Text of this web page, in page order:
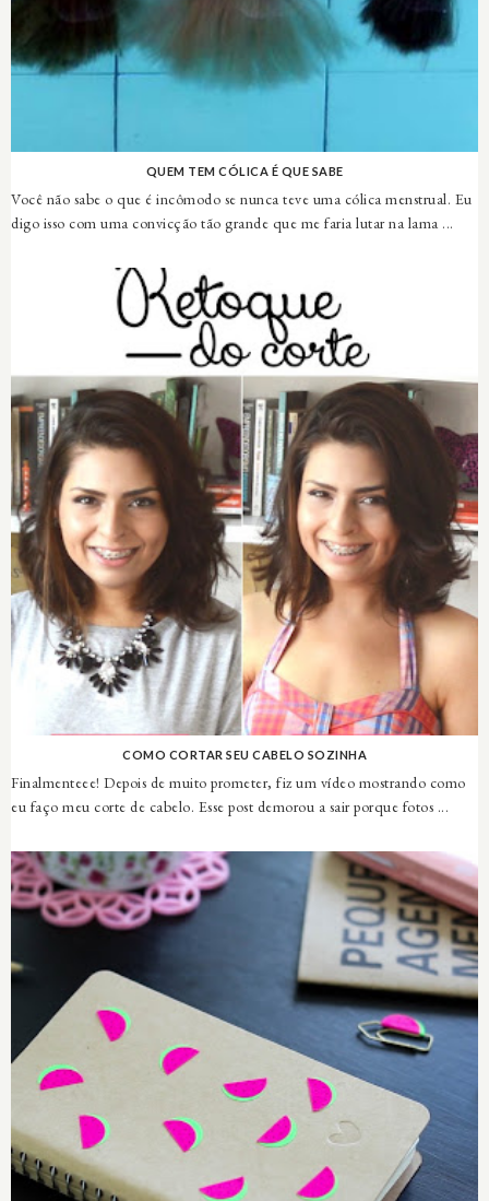
QUEM TEM CÓLICA É QUE SABE
Você não sabe o que é incômodo se nunca teve uma cólica menstrual. Eu
digo isso com uma convicção tão grande que me faria lutar na lama ...
COMO CORTAR SEU CABELO SOZINHA
Finalmenteee! Depois de muito prometer, fiz um vídeo mostrando como
eu faço meu corte de cabelo. Esse post demorou a sair porque fotos ...